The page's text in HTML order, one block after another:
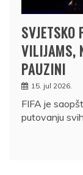
SVJETSKO
VILIJAMS,
PAUZINI
15. jul 2026.
FIFA je
putovanju